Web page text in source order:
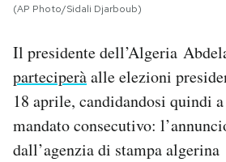
CALENDARIO
Area Personale
Newsletter
Notifiche mobile
(AP Photo/Sidali Djarboub)
Il presidente dell’Algeria
parteciperàalle elezioni
18 aprile, candidandosi quindi
mandato consecutivo:
dall’agenzia di stampa algerina